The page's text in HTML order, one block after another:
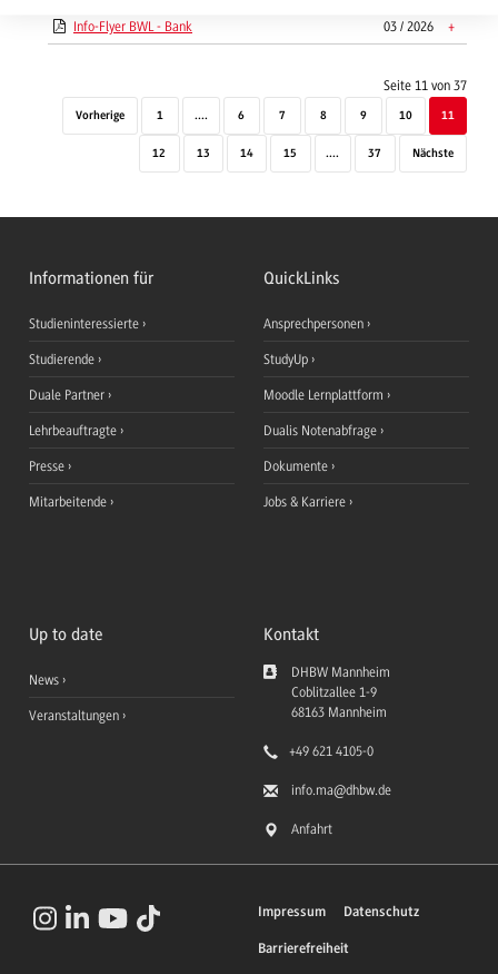
Info-Flyer BWL - Bank 03 / 2026 +
Seite 11 von 37
Vorherige 1 .... 6 7 8 9 10 11
12 13 14 15 .... 37 Nächste
Informationen für
Studieninteressierte
Studierende
Duale Partner
Lehrbeauftragte
Presse
Mitarbeitende
QuickLinks
Ansprechpersonen
StudyUp
Moodle Lernplattform
Dualis Notenabfrage
Dokumente
Jobs & Karriere
Up to date
News
Veranstaltungen
Kontakt
DHBW Mannheim
Coblitzallee 1-9
68163 Mannheim
+49 621 4105-0
info.ma@dhbw.de
Anfahrt
Impressum Datenschutz
Barrierefreiheit